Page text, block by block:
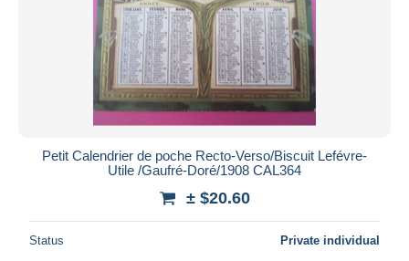
Petit Calendrier de poche Recto-Verso/Biscuit Lefévre-
Utile /Gaufré-Doré/1908 CAL364
± $20.60
Status Private individual